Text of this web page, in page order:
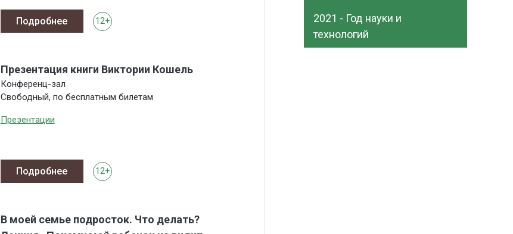
12+
Подробнее
Презентация книги Виктории Кошель
Конференц-зал
Свободный, по бесплатным билетам
Презентации
12+
Подробнее
В моей семье подросток. Что делать?
2021 - Год науки и
технологий